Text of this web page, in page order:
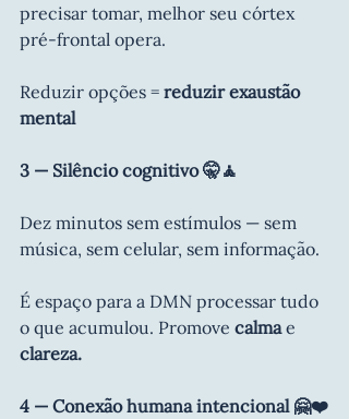
precisar tomar, melhor seu córtex
pré-frontal opera.
Reduzir opções = reduzir exaustão
mental
3 — Silêncio cognitivo 🤫🧘
Dez minutos sem estímulos — sem
música, sem celular, sem informação.
É espaço para a DMN processar tudo
o que acumulou. Promove calma e
clareza.
4 — Conexão humana intencional 🤗❤️